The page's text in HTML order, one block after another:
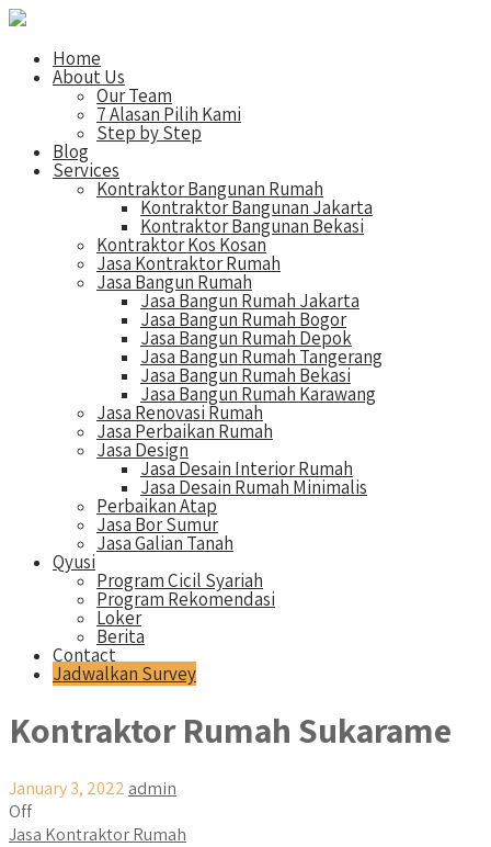
Home
About Us
Our Team
7 Alasan Pilih Kami
Step by Step
Blog
Services
Kontraktor Bangunan Rumah
Kontraktor Bangunan Jakarta
Kontraktor Bangunan Bekasi
Kontraktor Kos Kosan
Jasa Kontraktor Rumah
Jasa Bangun Rumah
Jasa Bangun Rumah Jakarta
Jasa Bangun Rumah Bogor
Jasa Bangun Rumah Depok
Jasa Bangun Rumah Tangerang
Jasa Bangun Rumah Bekasi
Jasa Bangun Rumah Karawang
Jasa Renovasi Rumah
Jasa Perbaikan Rumah
Jasa Design
Jasa Desain Interior Rumah
Jasa Desain Rumah Minimalis
Perbaikan Atap
Jasa Bor Sumur
Jasa Galian Tanah
Qyusi
Program Cicil Syariah
Program Rekomendasi
Loker
Berita
Contact
Jadwalkan Survey
Kontraktor Rumah Sukarame
January 3, 2022 admin
Off
Jasa Kontraktor Rumah